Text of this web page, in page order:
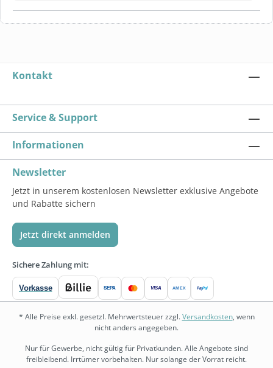
Kontakt
Service & Support
Informationen
Newsletter
Jetzt in unserem kostenlosen Newsletter exklusive Angebote
und Rabatte sichern
Jetzt direkt anmelden
Sichere Zahlung mit:
Vorkasse SEPA VISA AMEX PayPal
* Alle Preise exkl. gesetzl. Mehrwertsteuer zzgl.Versandkosten, wenn
nicht anders angegeben.
Nur für Gewerbe, nicht gültig für Privatkunden. Alle Angebote sind
freibleibend. Irrtümer vorbehalten. Nur solange der Vorrat reicht.